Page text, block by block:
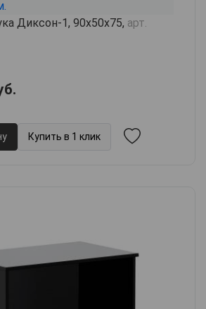
Диксон-1, 90х50х75, арт.
Купить в 1 клик